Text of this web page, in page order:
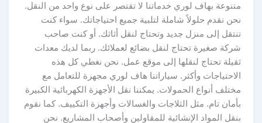
متنوعة بهاف لوري خدماتنا لا تقتصر على نوع واحد من النقل.
نحن نقدم حلولاً شاملة لتلبية جميع احتياجاتك. سواء كنت
تنتقل إلى منزل جديد وتحتاج لنقل أثاثك. أو كنت صاحب
شركة صغيرة تحتاج لنقل بضائع لعملائك. ربما لديك معدات
ثقيلة تحتاج لنقلها إلى موقع عمل. نحن نغطي كل هذه
الاحتياجات وأكثر. سياراتنا هاف لوري مجهزة للتعامل مع
مختلف أنواع الحمولات. يمكننا نقل الأجهزة الكهربائية الكبيرة
بأمان تام. مثل الثلاجات والغسالات وأجهزة التكييف. كما نقوم
بنقل المواد الإنشائية للمقاولين وأصحاب المشاريع. نحن